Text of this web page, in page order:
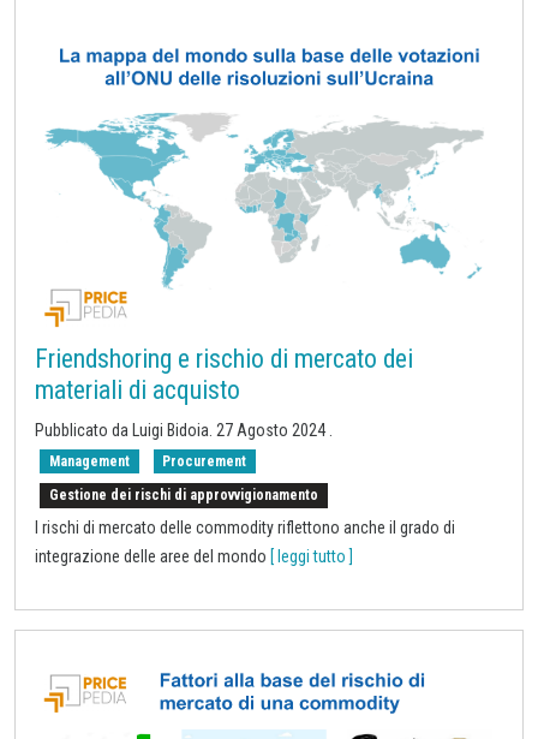
Friendshoring e rischio di mercato dei
materiali di acquisto
Pubblicato da Luigi Bidoia. 27 Agosto 2024
Management Procurement
Gestione dei rischi di approvvigionamento
I rischi di mercato delle commodity riflettono anche il grado di
integrazione delle aree del mondo [ leggi tutto ]